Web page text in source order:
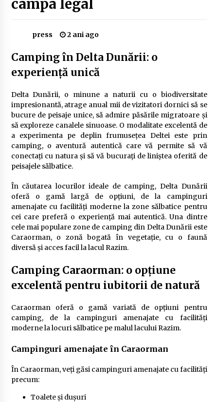
Delta Dunării
în România (2024)
2 ani ago
crap: Ghid complet pentru pescari
2 ani ago
Uloga lokalne ekonomije u razvoju zajednice
2 ani ago
Cotele Dunării: Monitorizare și Prognoze
2 ani ago
campa legal
press 2 ani ago
Camping în Delta Dunării: o
experiență unică
Delta Dunării, o minune a naturii cu o biodiversitate
impresionantă, atrage anual mii de vizitatori dornici să se
bucure de peisaje unice, să admire păsările migratoare și
să exploreze canalele sinuoase. O modalitate excelentă de
a experimenta pe deplin frumusețea Deltei este prin
camping, o aventură autentică care vă permite să vă
conectați cu natura și să vă bucurați de liniștea oferită de
peisajele sălbatice.
În căutarea locurilor ideale de camping, Delta Dunării
oferă o gamă largă de opțiuni, de la campinguri
amenajate cu facilități moderne la zone sălbatice pentru
cei care preferă o experiență mai autentică. Una dintre
cele mai populare zone de camping din Delta Dunării este
Caraorman, o zonă bogată în vegetație, cu o faună
diversă și acces facil la lacul Razim.
Camping Caraorman: o opțiune
excelentă pentru iubitorii de natură
Caraorman oferă o gamă variată de opțiuni pentru
camping, de la campinguri amenajate cu facilități
moderne la locuri sălbatice pe malul lacului Razim.
Campinguri amenajate în Caraorman
În Caraorman, veți găsi campinguri amenajate cu facilități
precum:
Toalete și dușuri